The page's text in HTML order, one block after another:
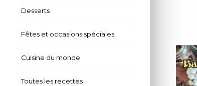
Desserts
Fêtes et occasions spéciales
Cuisine du monde
Toutes les recettes